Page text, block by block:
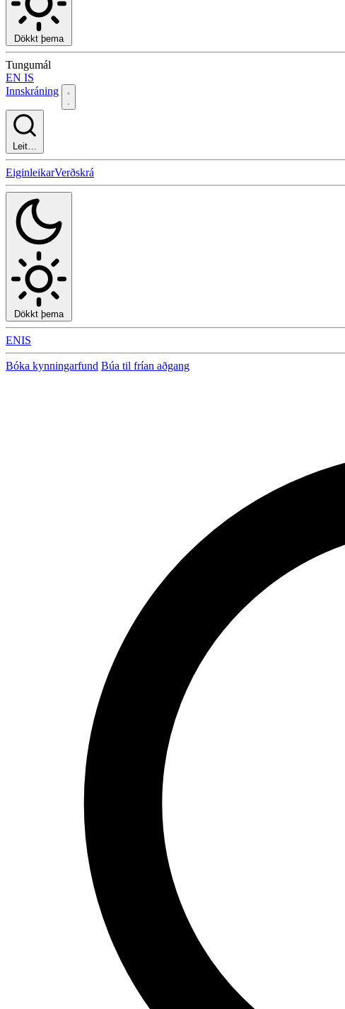
Dökkt þema
Tungumál
EN IS
Innskráning
Leit…
EiginleikarVerðskrá
Dökkt þema
ENIS
Bóka kynningarfund Búa til frían aðgang